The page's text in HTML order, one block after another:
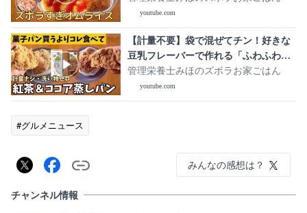
youtube.com
【計量不要】袋で混ぜてチン！好きな
豆乳フレーバーで作れる「ふわふわ豆
乳蒸しパン」紅茶＆ココアバージョン
管理栄養士みほのズボラお家ごはん
youtube.com
#グルメニュース
みんなの感想は？
チャンネル情報